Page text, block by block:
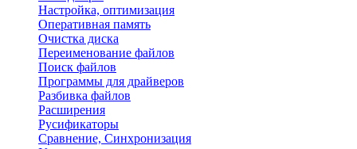
Настройка, оптимизация
Оперативная память
Очистка диска
Переименование файлов
Поиск файлов
Программы для драйверов
Разбивка файлов
Расширения
Русификаторы
Сравнение, Синхронизация